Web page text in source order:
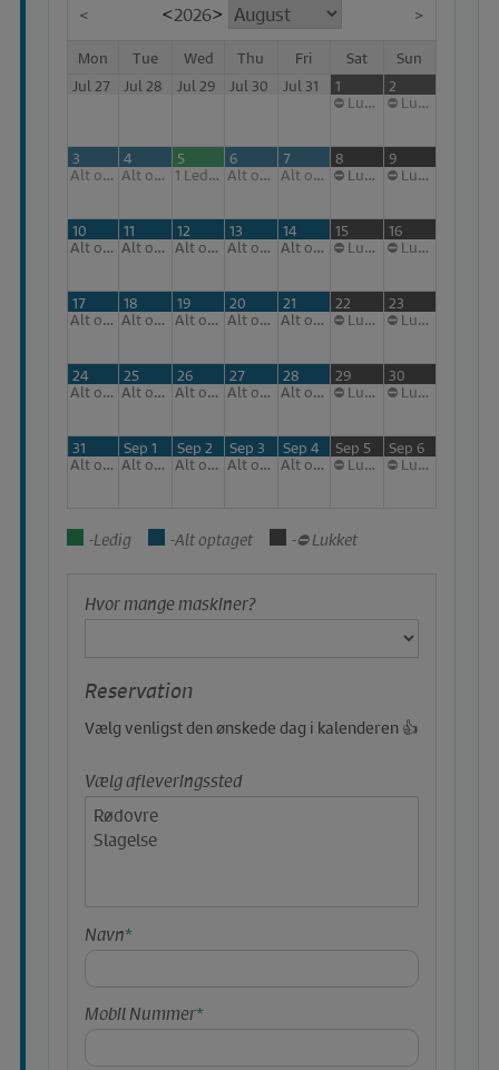
< <2026>
>
Mon
Tue Wed Thu Fri Sat
Sun
Jul 27
Jul 28 Jul 29 Jul 30 Jul 31 1
⛔ Lukket
2
⛔ Lukket
3
Alt optaget
4
Alt optaget
5
1Ledige
6
Alt optaget
7
Alt optaget
8
⛔ Lukket
9
⛔ Lukket
10
Alt optaget
11
Alt optaget
12
Alt optaget
13
Alt optaget
14
Alt optaget
15
⛔ Lukket
16
⛔ Lukket
17
Alt optaget
18
Alt optaget
19
Alt optaget
20
Alt optaget
21
Alt optaget
22
⛔ Lukket
23
⛔ Lukket
24
Alt optaget
25
Alt optaget
26
Alt optaget
27
Alt optaget
28
Alt optaget
29
⛔ Lukket
30
⛔ Lukket
31
Alt optaget
Sep 1
Alt optaget
Sep 2
Alt optaget
Sep 3
Alt optaget
Sep 4
Alt optaget
Sep 5
⛔ Lukket
Sep 6
⛔ Lukket
-Ledig -Alt optaget -⛔ Lukket
Hvor mange maskiner?
Reservation
Vælg venligst den ønskede dag i kalenderen 👍
Vælg afleveringssted
Navn*
Mobil Nummer*